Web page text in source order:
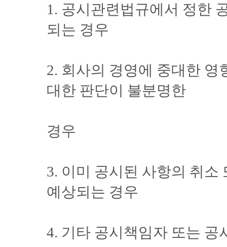
1. 공시관련법규에서 정한
되는 경우
2. 회사의 경영에 중대한
대한 판단이 불분명한
경우
3. 이미 공시된 사항의 취
예상되는 경우
4. 기타 공시책임자 또는